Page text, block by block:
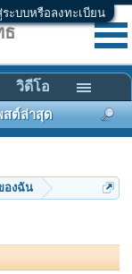
ระบบหรือลงทะเบียน
องฉัน
ธ
สต์ล่าสุด
วิดีโอ